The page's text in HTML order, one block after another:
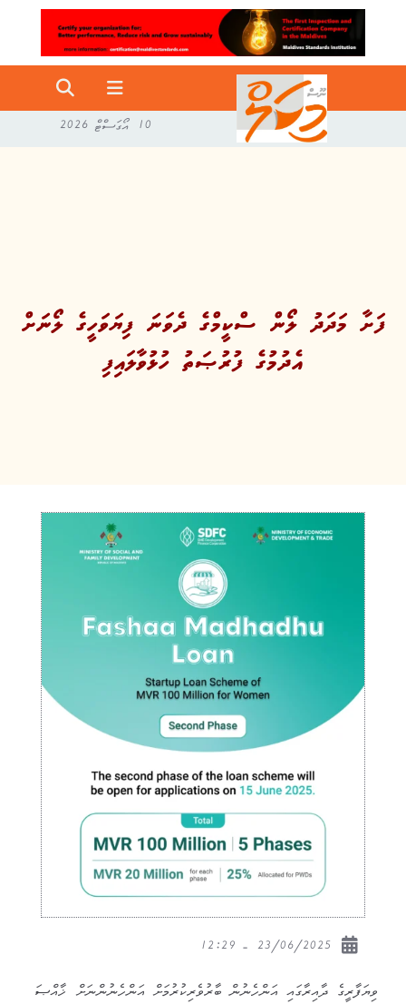
10 އޯގަސްޓް 2026
ފަށާ މަދަދު ލޯން ސްކީމްގެ ދެވަނަ ފިޔަވަހީގެ ލޯނަށް
އެދުމުގެ ފުރުޞަތު ހުޅުވާލައިފި
ވިޔަފާރީގެ ދާއިރާގައި އަންހެނުން ބާރުވެރިކުރުމަށް އަންހެނުންނަށް ޚާއްޞަ